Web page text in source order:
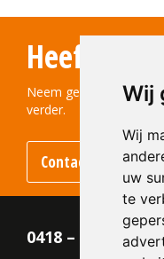
Wij
Wij
uw
te
Heeft u
Neem gerust contact
verder.
Contact opnemen
0418 – 55 22 21